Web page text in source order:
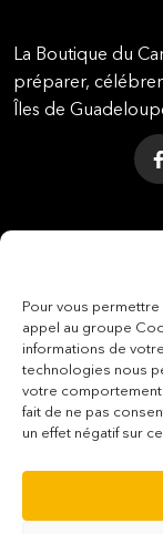
Pour vous
appel au groupe
informations de
technologies nous
votre comportement
fait de ne pas
un effet négatif sur
La Boutique du
préparer,
Îles de